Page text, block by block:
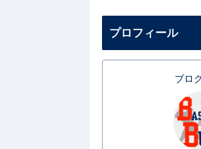
プロフィール
ブロ